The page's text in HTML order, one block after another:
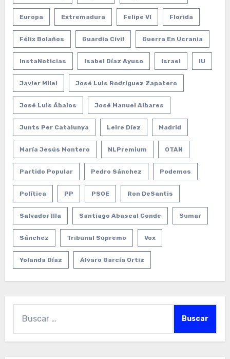
Europa Extremadura Felipe VI Florida
Félix Bolaños Guardia Civil Guerra En Ucrania
InstaNoticias Isabel Díaz Ayuso Israel IU
Javier Milei José Luis Rodríguez Zapatero
José Luis Ábalos José Manuel Albares
Junts Per Catalunya Leire Díez Madrid
María Jesús Montero NLPremium OTAN
Partido Popular Pedro Sánchez Podemos
Política PP PSOE Ron DeSantis
Salvador Illa Santiago Abascal Conde Sumar
Sánchez Tribunal Supremo Vox
Yolanda Díaz Álvaro García Ortiz